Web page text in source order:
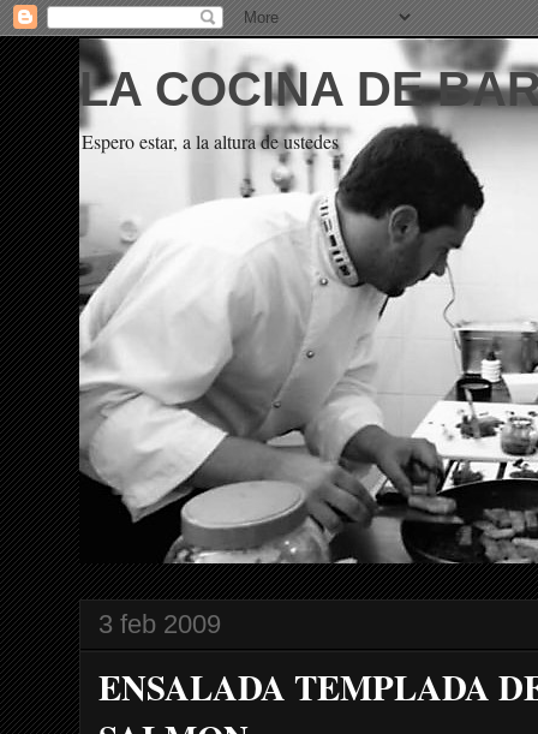
LA COCINA DE
Espero estar, a la altura de ustedes
3 feb 2009
ENSALADA TEMPLADA